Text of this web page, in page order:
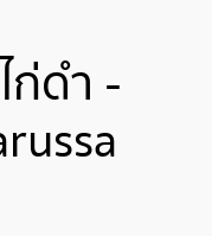
ก่ดำ -